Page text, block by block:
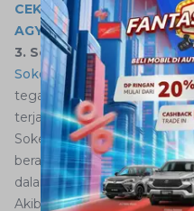
CEK DAFTAR HARGA
AGYA 2022 HANYA DI
3. Soket Lampu yang
Soket lampu yang
tegangan listrik yang
terjadi hampir sama
Soket lampu meleleh bisa
berada pada posisi yang
dalam terminal lampu
Akibatnya elektron dari